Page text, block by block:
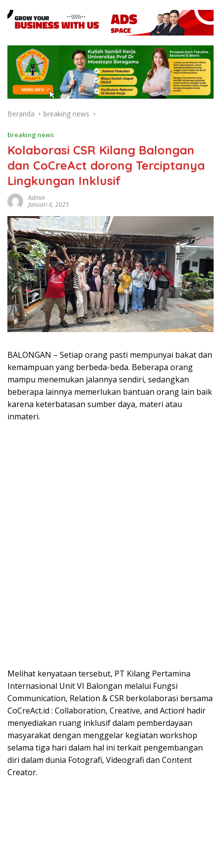
Beranda breaking news
breaking news
Kolaborasi CSR Kilang Balongan
dan CoCreAct dorong Terciptanya
Lingkungan Inklusif
Admin
Januari 6, 2025
BALONGAN – Setiap orang pasti mempunyai bakat dan
kemampuan yang berbeda-beda. Beberapa orang
mampu menemukan jalannya sendiri, sedangkan
beberapa lainnya memerlukan bantuan orang lain baik
karena keterbatasan sumber daya, materi atau
inmateri.
Melihat kenyataan tersebut, PT Kilang Pertamina
Internasional Unit VI Balongan melalui Fungsi
Communication, Relation & CSR berkolaborasi bersama
CoCreAct.id : Collaboration, Creative, and Action! hadir
menyediakan ruang inklusif dalam pemberdayaan
masyarakat dengan menggelar kegiatan workshop
selama tiga hari dalam hal ini terkait pengembangan
diri dalam dunia Fotografi, Videografi dan Content
Creator.